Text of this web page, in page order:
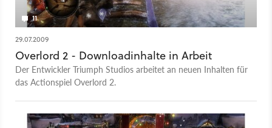
11
29.07.2009
Overlord 2 - Downloadinhalte in Arbeit
Der Entwickler Triumph Studios arbeitet an neuen Inhalten für
das Actionspiel Overlord 2.